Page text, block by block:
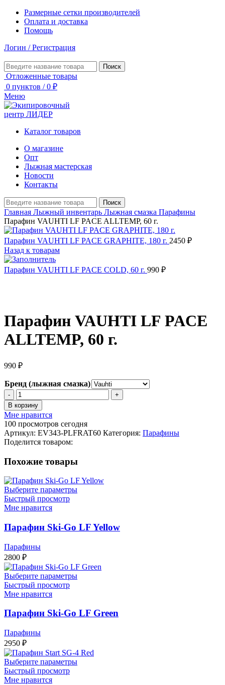
Размерные сетки производителей
Оплата и доставка
Помощь
Логин / Регистрация
Поиск
Отложенные товары
0 пунктов / 0 ₽
Меню
Каталог товаров
О магазине
Опт
Лыжная мастерская
Новости
Контакты
Поиск
Главная Лыжный инвентарь Лыжная смазка Парафины
Парафин VAUHTI LF PACE ALLTEMP, 60 г.
Парафин VAUHTI LF PACE GRAPHITE, 180 г. 2450 ₽
Назад к товарам
Парафин VAUHTI LF PACE COLD, 60 г. 990 ₽
Парафин VAUHTI LF PACE
ALLTEMP, 60 г.
990 ₽
Бренд (лыжная смазка)
Количество
товара
Парафин
VAUHTI
LF
PACE
ALLTEMP,
г.
В корзину
Мне нравится
100 просмотров сегодня
Артикул: EV343-PLFRAT60 Категория: Парафины
Поделится товаром:
Похожие товары
Выберите параметры
Быстрый просмотр
Мне нравится
Парафин Ski-Go LF Yellow
Парафины
2800 ₽
Выберите параметры
Быстрый просмотр
Мне нравится
Парафин Ski-Go LF Green
Парафины
2950 ₽
Выберите параметры
Быстрый просмотр
Мне нравится